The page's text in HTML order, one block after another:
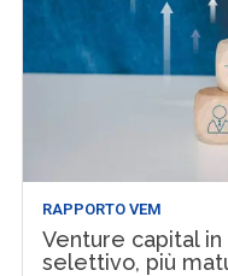
RAPPORTO VEM
Venture capital in
selettivo, più